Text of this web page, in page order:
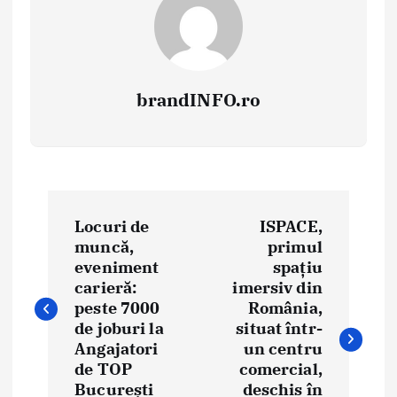
brandINFO.ro
i
Locuri de
muncă,
eveniment
carieră:
peste 7000
de joburi la
Angajatori
de TOP
București
ISPACE,
primul
spațiu
imersiv din
România,
situat într-
un centru
comercial,
deschis în